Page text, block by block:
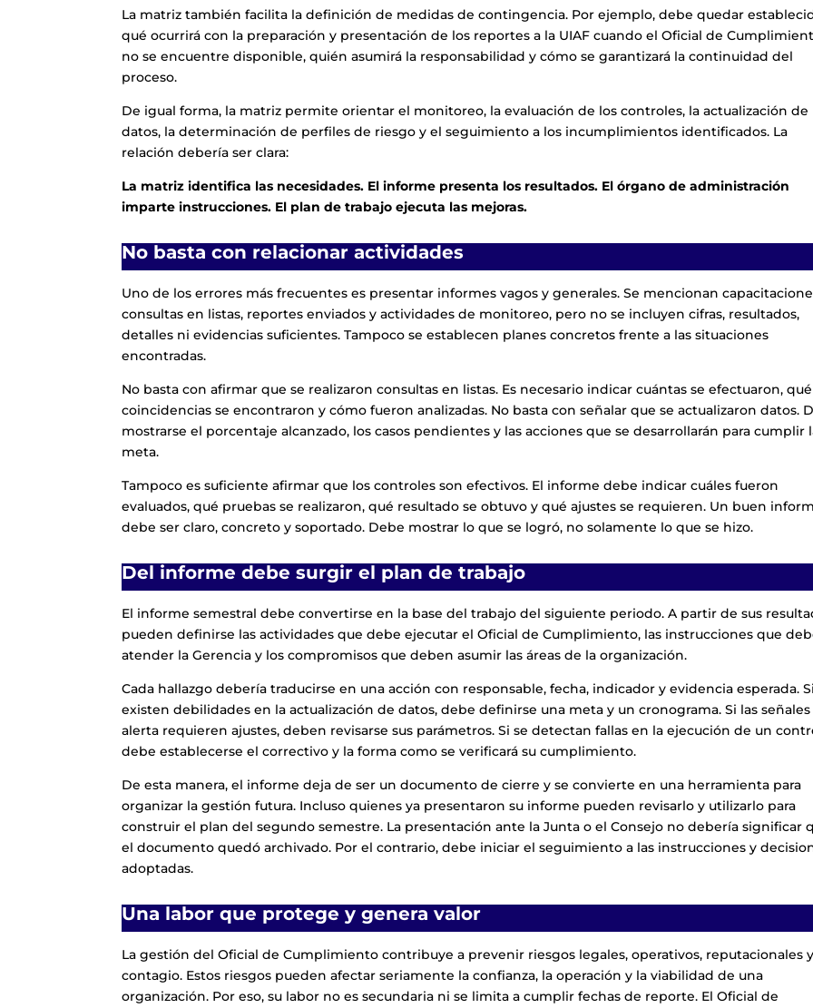
La matriz también facilita la definición de medidas de contingencia. Por ejemplo, debe quedar
qué ocurrirá con la preparación y presentación de los reportes a la UIAF cuando el Oficial de
no se encuentre disponible, quién asumirá la responsabilidad y cómo se garantizará la continuidad del
proceso.
De igual forma, la matriz permite orientar el monitoreo, la evaluación de los controles, la actualización de
datos, la determinación de perfiles de riesgo y el seguimiento a los incumplimientos identificados. La
relación debería ser clara:
La matriz identifica las necesidades. El informe presenta los resultados. El órgano de administración
imparte instrucciones. El plan de trabajo ejecuta las mejoras.
No basta con relacionar actividades
Uno de los errores más frecuentes es presentar informes vagos y generales. Se mencionan
consultas en listas, reportes enviados y actividades de monitoreo, pero no se incluyen cifras, resultados,
detalles ni evidencias suficientes. Tampoco se establecen planes concretos frente a las situaciones
encontradas.
No basta con afirmar que se realizaron consultas en listas. Es necesario indicar cuántas se efectuaron, qué
coincidencias se encontraron y cómo fueron analizadas. No basta con señalar que se actualizaron datos.
mostrarse el porcentaje alcanzado, los casos pendientes y las acciones que se desarrollarán para cumplir
meta.
Tampoco es suficiente afirmar que los controles son efectivos. El informe debe indicar cuáles fueron
evaluados, qué pruebas se realizaron, qué resultado se obtuvo y qué ajustes se requieren. Un buen
debe ser claro, concreto y soportado. Debe mostrar lo que se logró, no solamente lo que se hizo.
Del informe debe surgir el plan de trabajo
El informe semestral debe convertirse en la base del trabajo del siguiente periodo. A partir de sus
pueden definirse las actividades que debe ejecutar el Oficial de Cumplimiento, las instrucciones que
atender la Gerencia y los compromisos que deben asumir las áreas de la organización.
Cada hallazgo debería traducirse en una acción con responsable, fecha, indicador y evidencia esperada.
existen debilidades en la actualización de datos, debe definirse una meta y un cronograma. Si las
alerta requieren ajustes, deben revisarse sus parámetros. Si se detectan fallas en la ejecución de un
debe establecerse el correctivo y la forma como se verificará su cumplimiento.
De esta manera, el informe deja de ser un documento de cierre y se convierte en una herramienta para
organizar la gestión futura. Incluso quienes ya presentaron su informe pueden revisarlo y utilizarlo para
construir el plan del segundo semestre. La presentación ante la Junta o el Consejo no debería significar
el documento quedó archivado. Por el contrario, debe iniciar el seguimiento a las instrucciones y
adoptadas.
Una labor que protege y genera valor
La gestión del Oficial de Cumplimiento contribuye a prevenir riesgos legales, operativos, reputacionales
contagio. Estos riesgos pueden afectar seriamente la confianza, la operación y la viabilidad de una
organización. Por eso, su labor no es secundaria ni se limita a cumplir fechas de reporte. El Oficial de